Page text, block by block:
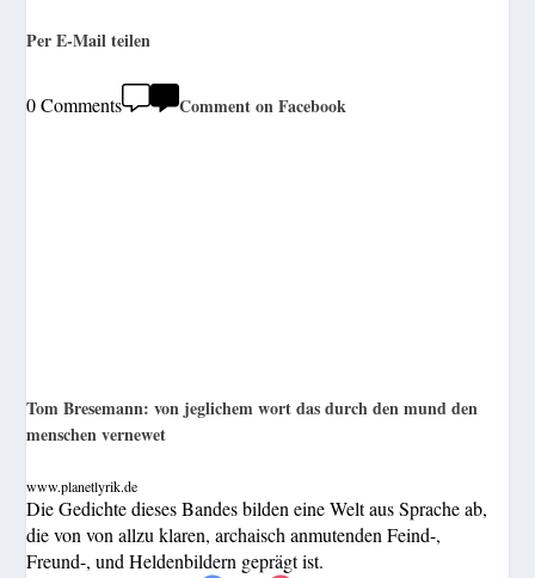
Per E-Mail teilen
0 Comments Comment on Facebook
Tom Bresemann: von jeglichem wort das durch den mund den
menschen vernewet
www.planetlyrik.de
Die Gedichte dieses Bandes bilden eine Welt aus Sprache ab,
die von von allzu klaren, archaisch anmutenden Feind-,
Freund-, und Heldenbildern geprägt ist.